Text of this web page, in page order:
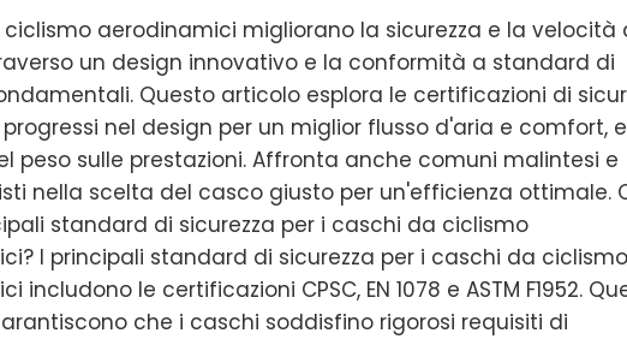
aerodinamici migliorano la sicurezza e la velocità
un design innovativo e la conformità a standard di
Questo articolo esplora le certificazioni di
progressi nel design per un miglior flusso d'aria e comfort, e
peso sulle prestazioni. Affronta anche comuni malintesi e
nella scelta del casco giusto per un'efficienza ottimale.
standard di sicurezza per i caschi da ciclismo
I principali standard di sicurezza per i caschi da ciclismo
includono le certificazioni CPSC, EN 1078 e ASTM F1952.
che i caschi soddisfino rigorosi requisiti di